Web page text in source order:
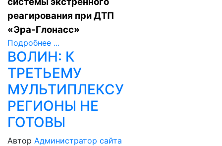
реагирования при ДТП
«Эра-Глонасс»
Подробнее ...
ВОЛИН: К
ТРЕТЬЕМУ
МУЛЬТИПЛЕКСУ
РЕГИОНЫ НЕ
ГОТОВЫ
Автор Администратор сайта